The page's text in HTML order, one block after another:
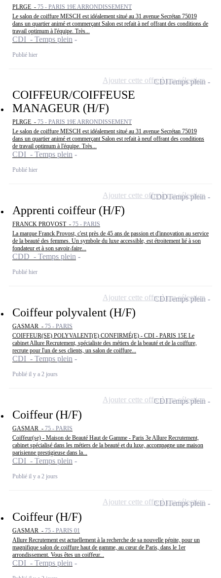
PLRGE - 75 - PARIS 19E ARRONDISSEMENT
Le salon de coiffure MESCH est idéalement situé au 31 avenue Secrétan 75019
dans un quartier animé et commerçant Salon est refait à nef offrant des conditions de
travail optimum à l'équipe. Très...
CDI - Temps plein
Publié hier
COIFFEUR/COIFFEUSE
MANAGEUR (H/F)
PLRGE - 75 - PARIS 19E ARRONDISSEMENT
Le salon de coiffure MESCH est idéalement situé au 31 avenue Secrétan 75019
dans un quartier animé et commerçant Salon est refait à neuf offrant des conditions
de travail optimum à l'équipe. Très...
CDI - Temps plein
Publié hier
CDITemps plein
Ajouter cette offre à ma sélection
Apprenti coiffeur (H/F)
FRANCK PROVOST - 75 - PARIS
La marque Franck Provost, c'est près de 45 ans de passion et d'innovation au service
de la beauté des femmes. Un symbole du luxe accessible, est étroitement lié à son
fondateur et à son savoir-faire...
CDD - Temps plein
Publié hier
CDDTemps plein
Ajouter cette offre à ma sélection
Coiffeur polyvalent (H/F)
GASMAR - 75 - PARIS
COIFFEUR(SE) POLYVALENT(E) CONFIRMÉ(E) - CDI - PARIS 15E Le
cabinet Allure Recrutement, spécialiste des métiers de la beauté et de la coiffure,
recrute pour l'un de ses clients, un salon de coiffure...
CDI - Temps plein
Publié il y a 2 jours
CDITemps plein
Ajouter cette offre à ma sélection
Coiffeur (H/F)
GASMAR - 75 - PARIS
Coiffeur(se) - Maison de Beauté Haut de Gamme - Paris 3e Allure Recrutement,
cabinet spécialisé dans les métiers de la beauté et du luxe, accompagne une maison
parisienne prestigieuse dans la...
CDI - Temps plein
Publié il y a 2 jours
CDITemps plein
Ajouter cette offre à ma sélection
Coiffeur (H/F)
GASMAR - 75 - PARIS 01
Allure Recrutement est actuellement à la recherche de sa nouvelle pépite, pour un
magnifique salon de coiffure haut de gamme, au cœur de Paris, dans le 1er
arrondissement. Vous êtes un coiffeur...
CDI - Temps plein
CDITemps plein
Ajouter cette offre à ma sélection